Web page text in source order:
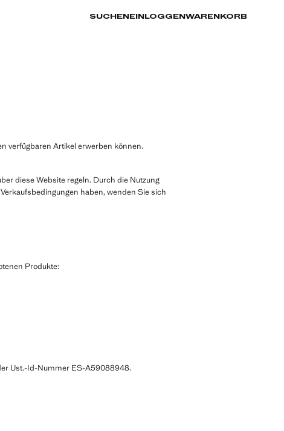
SUCHEN EINLOGGEN WARENKORB
verfügbaren Artikel erwerben können.
diese Website regeln. Durch die Nutzung
haben, wenden Sie sich
Produkte:
Ust.-Id-Nummer ES-A59088948.